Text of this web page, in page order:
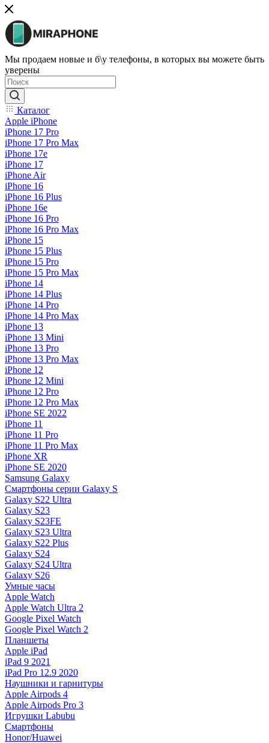
Мы продаем новые и б\у телефоны, в которых вы можете быть
уверены
Каталог
Apple iPhone
iPhone 17 Pro
iPhone 17 Pro Max
iPhone 17e
iPhone 17
iPhone Air
iPhone 16
iPhone 16 Plus
iPhone 16e
iPhone 16 Pro
iPhone 16 Pro Max
iPhone 15
iPhone 15 Plus
iPhone 15 Pro
iPhone 15 Pro Max
iPhone 14
iPhone 14 Plus
iPhone 14 Pro
iPhone 14 Pro Max
iPhone 13
iPhone 13 Mini
iPhone 13 Pro
iPhone 13 Pro Max
iPhone 12
iPhone 12 Mini
iPhone 12 Pro
iPhone 12 Pro Max
iPhone SE 2022
iPhone 11
iPhone 11 Pro
iPhone 11 Pro Max
iPhone XR
iPhone SE 2020
Samsung Galaxy
Смартфоны серии Galaxy S
Galaxy S22 Ultra
Galaxy S23
Galaxy S23FE
Galaxy S23 Ultra
Galaxy S22 Plus
Galaxy S24
Galaxy S24 Ultra
Galaxy S26
Умные часы
Apple Watch
Apple Watch Ultra 2
Google Pixel Watch
Google Pixel Watch 2
Планшеты
Apple iPad
iPad 9 2021
iPad Pro 12.9 2020
Наушники и гарнитуры
Apple Airpods 4
Apple Airpods Pro 3
Игрушки Labubu
Смартфоны
Honor/Huawei